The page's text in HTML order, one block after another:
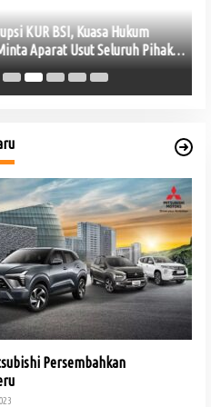
KUR BSI, Kuasa Hukum
Aparat Usut Seluruh Pihak
Persembahkan